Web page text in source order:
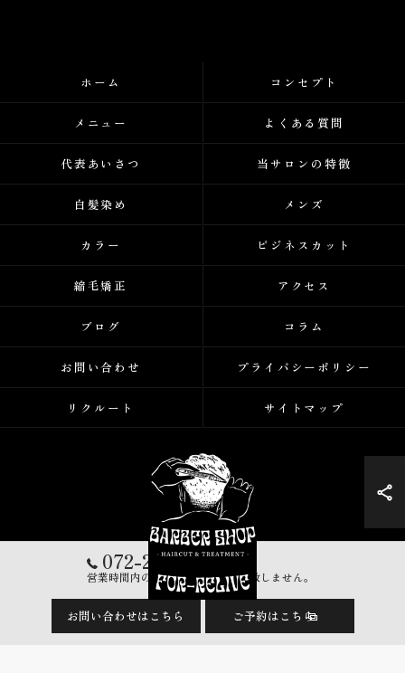
072-248-5223
営業時間内の営業電話は一切対応致しません。
お問い合わせはこちら ご予約はこちら
ホーム コンセプト
メニュー よくある質問
代表あいさつ 当サロンの特徴
白髪染め メンズ
カラー ビジネスカット
縮毛矯正 アクセス
ブログ コラム
お問い合わせ プライバシーポリシー
リクルート サイトマップ